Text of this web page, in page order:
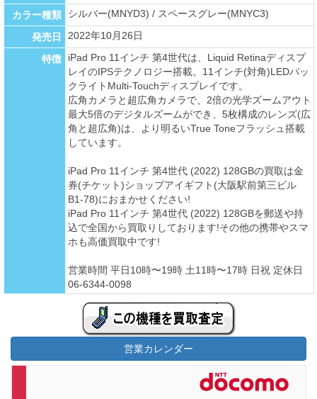
カラー種類 シルバー(MNYD3) / スペースグレー(MNYC3)
発売日 2022年10月26日
特徴
iPad Pro 11インチ 第4世代は、Liquid Retinaディスプ
レイのIPSテクノロジー搭載。11インチ(対角)LEDバッ
クライトMulti-Touchディスプレイです。
広角カメラと超広角カメラで、2倍の光学ズームアウト
最大5倍のデジタルズームができ、5枚構成のレンズ(広
角と超広角)は、より明るいTrue Toneフラッシュ搭載
しています。
iPad Pro 11インチ 第4世代 (2022) 128GBの買取は金
券(チケット)ショップアイギフト(大阪駅前第三ビル
B1-78)におまかせください!
iPad Pro 11インチ 第4世代 (2022) 128GBを郵送や持
込で全国から買取りしております!その他の携帯やスマ
ホも高価買取中です!
営業時間 平日10時〜19時 土11時〜17時 日祝 定休日
06-6344-0098
営業カレンダー